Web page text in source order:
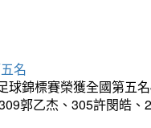
名
球錦標賽榮獲全國第五
郭乙杰、305許閔皓